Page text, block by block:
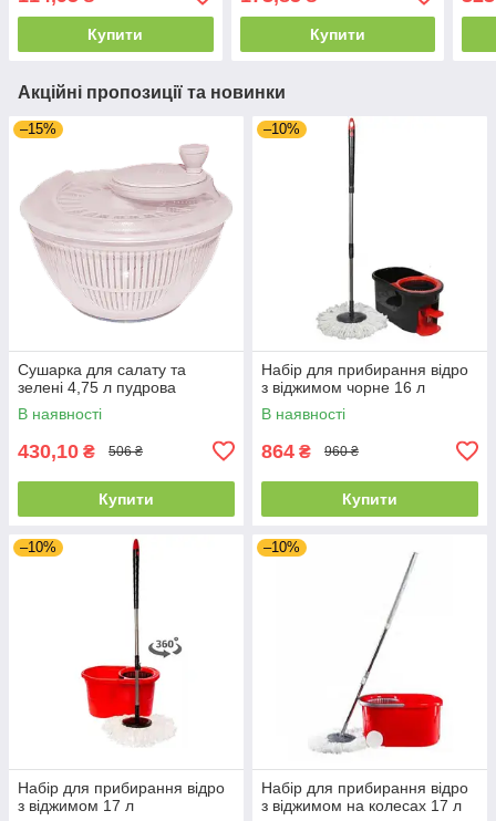
Купити Купити
Акційні пропозиції та новинки
–15%
Сушарка для салату та
зелені 4,75 л пудрова
В наявності
430,10 ₴ 506 ₴
Купити
–10%
Набір для прибирання відро
з віджимом чорне 16 л
В наявності
864 ₴ 960 ₴
Купити
–10%
Набір для прибирання відро
з віджимом 17 л
–10%
Набір для прибирання відро
з віджимом на колесах 17 л